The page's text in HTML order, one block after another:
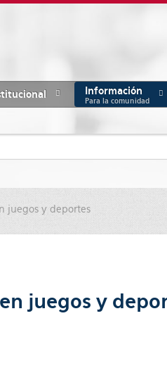
Información
Para la comunidad
juegos y deportes
juegos y